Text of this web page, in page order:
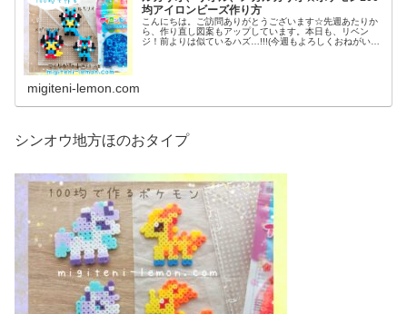
均アイロンビーズ作り方
こんにちは。ご訪問ありがとうございます☆先週あたりか
ら、作り直し図案もアップしています。本日も、リベン
ジ！前よりは似ているハズ…!!!(今週もよろしくおねがいし
migiteni-lemon.com
シンオウ地方ほのおタイプ